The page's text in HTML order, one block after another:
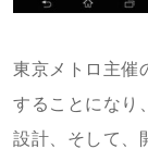
東京メトロ主催
することになり
設計、そして、